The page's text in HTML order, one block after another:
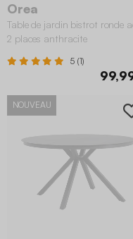
Orea
Table de jardin bistrot ronde
2 places anthracite
5 (1)
NOUVEAU